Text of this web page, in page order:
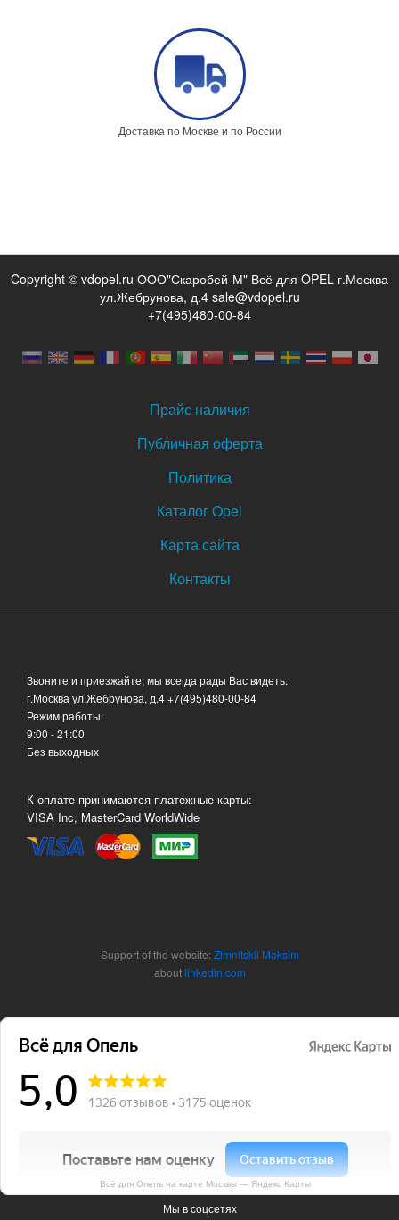
Доставка по Москве и по России
Copyright © vdopel.ru ООО"Скаробей-М" Всё для OPEL г.Москва
ул.Жебрунова, д.4 sale@vdopel.ru
+7(495)480-00-84
Прайс наличия
Публичная оферта
Политика
Каталог Opel
Карта сайта
Контакты
Звоните и приезжайте, мы всегда рады Вас видеть.
г.Москва ул.Жебрунова, д.4+7(495)480-00-84
Режим работы:
9:00 - 21:00
Без выходных
К оплате принимаются платежные карты:
VISA Inc, MasterCard WorldWide
Support of the website:Zimnitskii Maksim
aboutlinkedin.com
Всё для Опель на карте Москвы — Яндекс Карты
Мы в соцсетях